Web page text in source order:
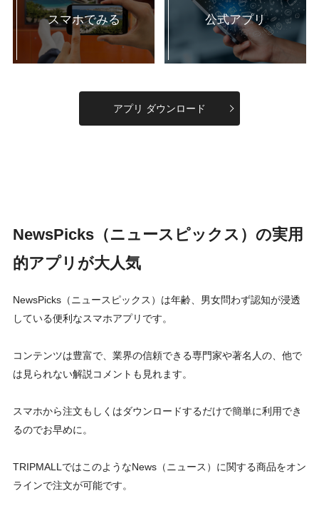
スマホでみる 公式アプリ
アプリ ダウンロード
NewsPicks（ニュースピックス）の実用
的アプリが大人気
NewsPicks（ニュースピックス）は年齢、男女問わず認知が浸透
している便利なスマホアプリです。
コンテンツは豊富で、業界の信頼できる専門家や著名人の、他で
は見られない解説コメントも見れます。
スマホから注文もしくはダウンロードするだけで簡単に利用でき
るのでお早めに。
TRIPMALLではこのようなNews（ニュース）に関する商品をオン
ラインで注文が可能です。